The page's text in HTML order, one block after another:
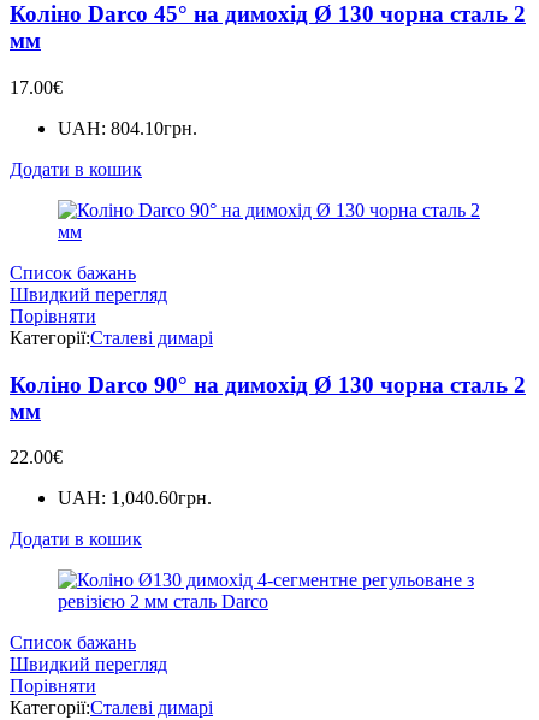
Коліно Darco 45° на димохід Ø 130 чорна сталь 2
мм
17.00€
UAH: 804.10грн.
Додати в кошик
Список бажань
Швидкий перегляд
Порівняти
Категорії:Сталеві димарі
Коліно Darco 90° на димохід Ø 130 чорна сталь 2
мм
22.00€
UAH: 1,040.60грн.
Додати в кошик
Список бажань
Швидкий перегляд
Порівняти
Категорії:Сталеві димарі